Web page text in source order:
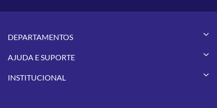
DEPARTAMENTOS
Vestuários
Pneus
AJUDA E SUPORTE
Meus Pedidos
INSTITUCIONAL